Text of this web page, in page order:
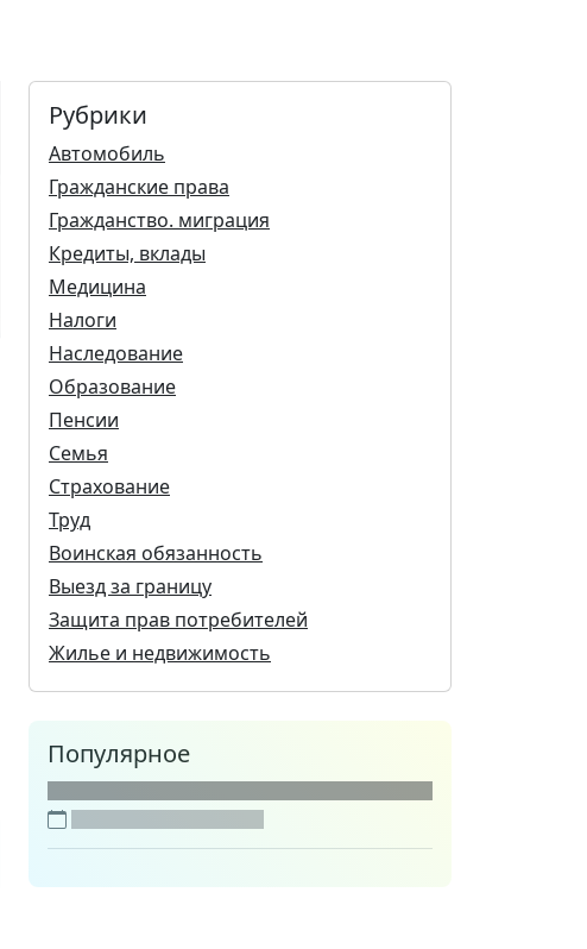
Рубрики
Автомобиль
Гражданские права
Гражданство. миграция
Кредиты, вклады
Медицина
Налоги
Наследование
Образование
Пенсии
Семья
Страхование
Труд
Воинская обязанность
Выезд за границу
Защита прав потребителей
Жилье и недвижимость
Популярное